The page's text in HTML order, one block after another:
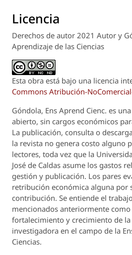
Licencia
Derechos de autor 2021 Autor y
Aprendizaje de las Ciencias
Esta obra está bajo una licencia
Commons Atribución-
Góndola, Ens Aprend Cienc. es
abierto, sin cargos económicos
La publicación, consulta o
la revista no genera costo alguno
lectores, toda vez que la
José de Caldas asume los gastos
gestión y publicación. Los pares
retribución económica alguna por
contribución. Se entiende el
mencionados anteriormente
fortalecimiento y crecimiento de
investigadora en el campo de la
Ciencias.